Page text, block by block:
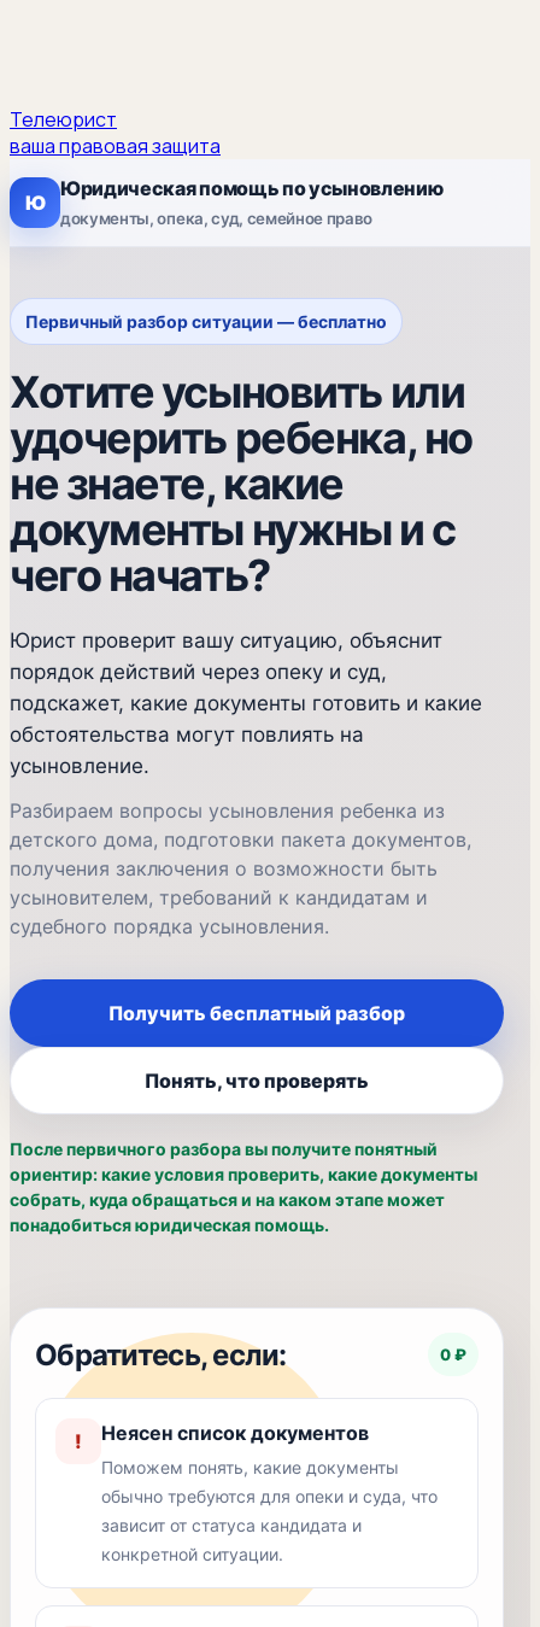
Телеюрист
ваша правовая защита
Ю
Юридическая помощь по усыновлению
документы, опека, суд, семейное право
Первичный разбор ситуации — бесплатно
Хотите усыновить или
удочерить ребенка, но
не знаете, какие
документы нужны и с
чего начать?
Юрист проверит вашу ситуацию, объяснит
порядок действий через опеку и суд,
подскажет, какие документы готовить и какие
обстоятельства могут повлиять на
усыновление.
Разбираем вопросы усыновления ребенка из
детского дома, подготовки пакета документов,
получения заключения о возможности быть
усыновителем, требований к кандидатам и
судебного порядка усыновления.
Получить бесплатный разбор
Понять, что проверять
После первичного разбора вы получите понятный
ориентир: какие условия проверить, какие документы
собрать, куда обращаться и на каком этапе может
понадобиться юридическая помощь.
Обратитесь, если: 0 ₽
! Неясен список документов
Поможем понять, какие документы
обычно требуются для опеки и суда, что
зависит от статуса кандидата и
конкретной ситуации.